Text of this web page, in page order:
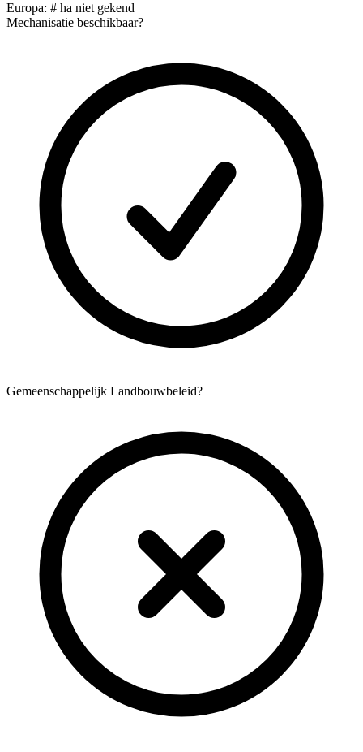
Europa: # ha niet gekend
Mechanisatie beschikbaar?
Gemeenschappelijk Landbouwbeleid?